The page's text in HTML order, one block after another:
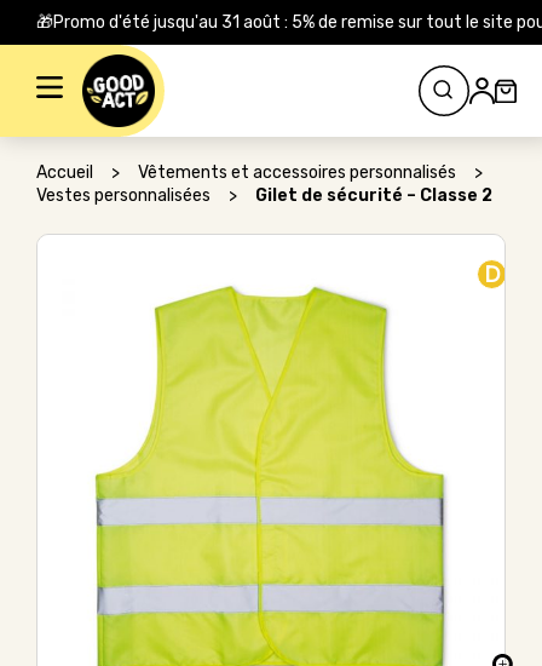
🎁Promo d'été jusqu'au 31 août : 5% de remise sur tout le site
Rechercher :
Accueil > Vêtements et accessoires personnalisés
>
Vestes personnalisées
> Gilet de sécurité – Classe 2
D